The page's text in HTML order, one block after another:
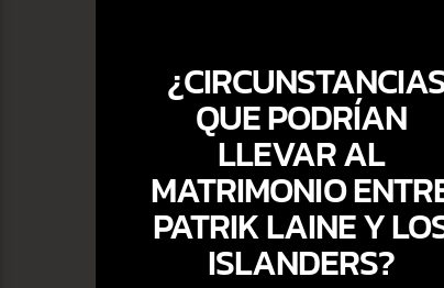
QUE PODRÍAN
LLEVAR AL
MATRIMONIO
PATRIK LAINE Y
ISLANDERS?